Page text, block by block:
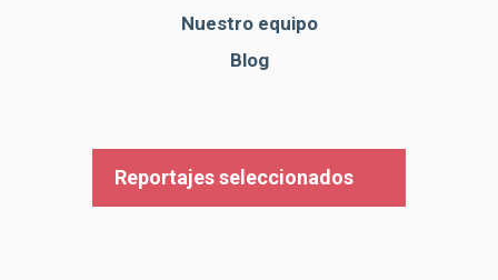
Nuestro equipo
Blog
Reportajes seleccionados